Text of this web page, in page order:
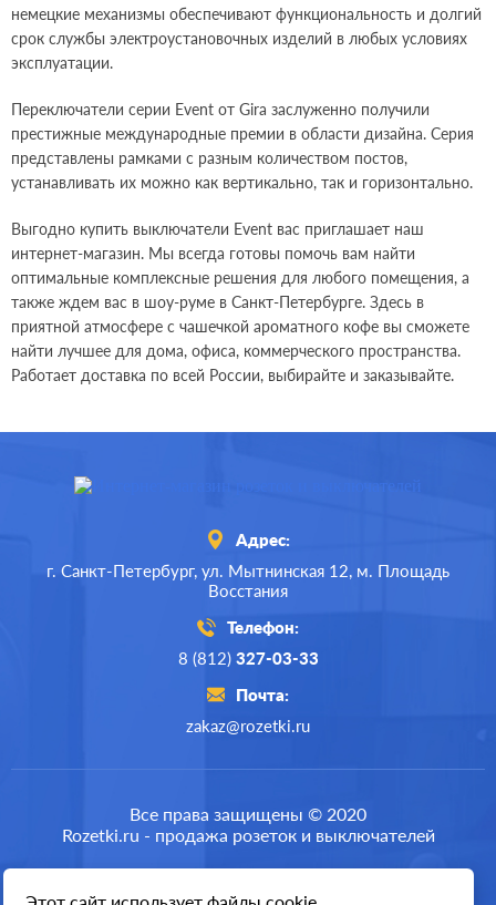
немецкие механизмы обеспечивают функциональность и долгий
срок службы электроустановочных изделий в любых условиях
эксплуатации.
Переключатели серии Event от Gira заслуженно получили
престижные международные премии в области дизайна. Серия
представлены рамками с разным количеством постов,
устанавливать их можно как вертикально, так и горизонтально.
Выгодно купить выключатели Event вас приглашает наш
интернет-магазин. Мы всегда готовы помочь вам найти
оптимальные комплексные решения для любого помещения, а
также ждем вас в шоу-руме в Санкт-Петербурге. Здесь в
приятной атмосфере с чашечкой ароматного кофе вы сможете
найти лучшее для дома, офиса, коммерческого пространства.
Работает доставка по всей России, выбирайте и заказывайте.
Адрес:
г. Санкт-Петербург, ул. Мытнинская 12, м. Площадь
Восстания
Телефон:
8 (812) 327-03-33
Почта:
zakaz@rozetki.ru
Все права защищены © 2020
Rozetki.ru - продажа розеток и выключателей
Разработка сайта